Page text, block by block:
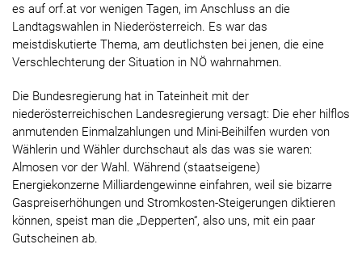
es auf orf.at vor wenigen Tagen, im Anschluss an die
Landtagswahlen in Niederösterreich. Es war das
meistdiskutierte Thema, am deutlichsten bei jenen, die eine
Verschlechterung der Situation in NÖ wahrnahmen.
Die Bundesregierung hat in Tateinheit mit der
niederösterreichischen Landesregierung versagt: Die eher hilflos
anmutenden Einmalzahlungen und Mini-Beihilfen wurden von
Wählerin und Wähler durchschaut als das was sie waren:
Almosen vor der Wahl. Während (staatseigene)
Energiekonzerne Milliardengewinne einfahren, weil sie bizarre
Gaspreiserhöhungen und Stromkosten-Steigerungen diktieren
können, speist man die „Depperten“, also uns, mit ein paar
Gutscheinen ab.